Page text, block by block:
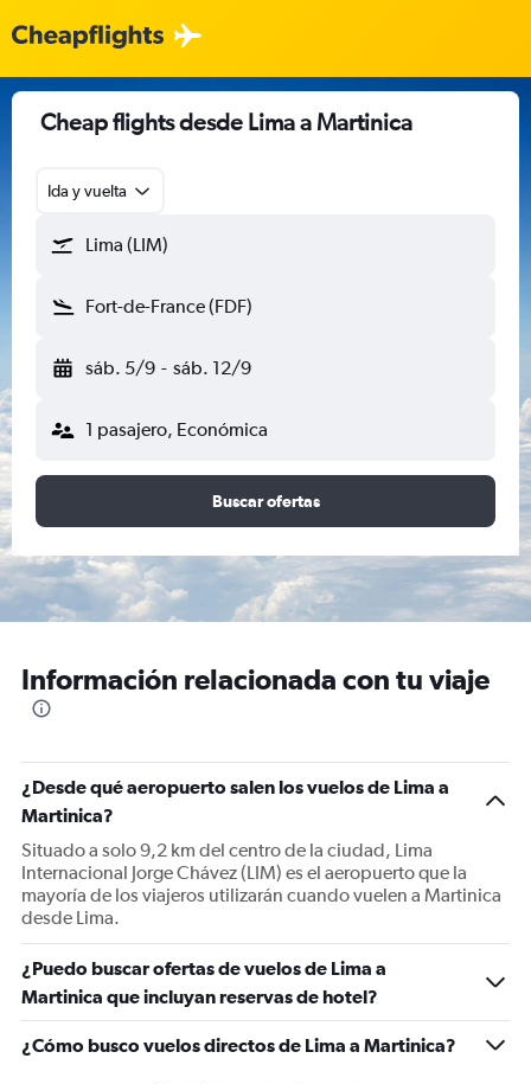
Cheap flights desde Lima a Martinica
Ida y vuelta
Lima (LIM)
Fort-de-France (FDF)
sáb. 5/9 - sáb. 12/9
1 pasajero, Económica
Buscar ofertas
Información relacionada con tu viaje
¿Desde qué aeropuerto salen los vuelos de Lima a
Martinica?
Situado a solo 9,2 km del centro de la ciudad, Lima
Internacional Jorge Chávez (LIM) es el aeropuerto que la
mayoría de los viajeros utilizarán cuando vuelen a Martinica
desde Lima.
¿Puedo buscar ofertas de vuelos de Lima a
Martinica que incluyan reservas de hotel?
¿Cómo busco vuelos directos de Lima a Martinica?